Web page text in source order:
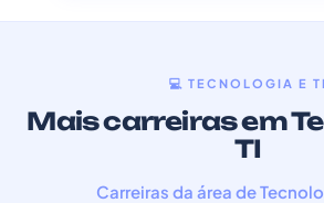
💻 TECNOLOGIA E TI
Mais carreiras em
TI
Carreiras da área de